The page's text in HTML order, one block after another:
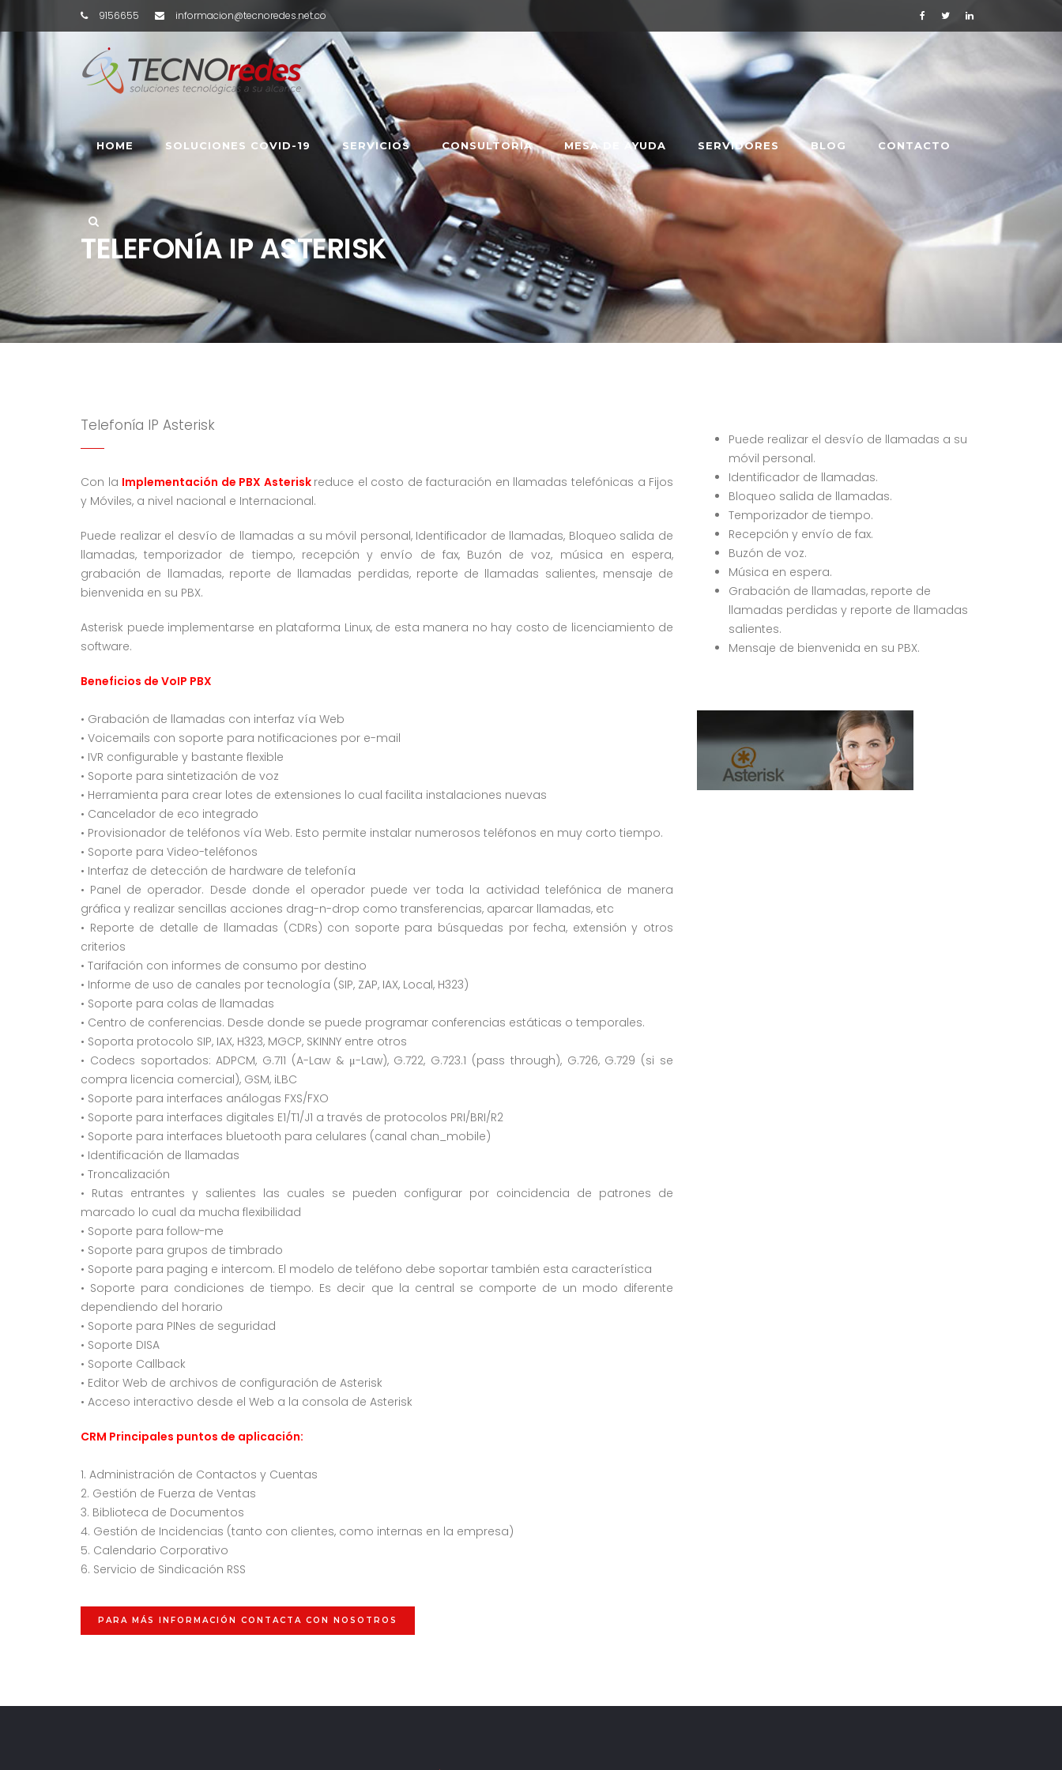
9156655 informacion@tecnoredes.net.co
HOME SOLUCIONES COVID-19 SERVICIOS CONSULTORÍA MESA DE AYUDA SERVIDORES BLOG CONTACTO
TELEFONÍA IP ASTERISK
Telefonía IP Asterisk
Con la Implementación de PBX Asterisk reduce el costo de facturación en llamadas telefónicas a Fijos
y Móviles, a nivel nacional e Internacional.
Puede realizar el desvío de llamadas a su móvil personal, Identificador de llamadas, Bloqueo salida de
llamadas, temporizador de tiempo, recepción y envío de fax, Buzón de voz, música en espera,
grabación de llamadas, reporte de llamadas perdidas, reporte de llamadas salientes, mensaje de
bienvenida en su PBX.
Asterisk puede implementarse en plataforma Linux, de esta manera no hay costo de licenciamiento de
software.
Beneficios de VoIP PBX
• Grabación de llamadas con interfaz vía Web
• Voicemails con soporte para notificaciones por e-mail
• IVR configurable y bastante flexible
• Soporte para sintetización de voz
• Herramienta para crear lotes de extensiones lo cual facilita instalaciones nuevas
• Cancelador de eco integrado
• Provisionador de teléfonos vía Web. Esto permite instalar numerosos teléfonos en muy corto tiempo.
• Soporte para Video-teléfonos
• Interfaz de detección de hardware de telefonía
• Panel de operador. Desde donde el operador puede ver toda la actividad telefónica de manera
gráfica y realizar sencillas acciones drag-n-drop como transferencias, aparcar llamadas, etc
• Reporte de detalle de llamadas (CDRs) con soporte para búsquedas por fecha, extensión y otros
criterios
• Tarifación con informes de consumo por destino
• Informe de uso de canales por tecnología (SIP, ZAP, IAX, Local, H323)
• Soporte para colas de llamadas
• Centro de conferencias. Desde donde se puede programar conferencias estáticas o temporales.
• Soporta protocolo SIP, IAX, H323, MGCP, SKINNY entre otros
• Codecs soportados: ADPCM, G.711 (A-Law & μ-Law), G.722, G.723.1 (pass through), G.726, G.729 (si se
compra licencia comercial), GSM, iLBC
• Soporte para interfaces análogas FXS/FXO
• Soporte para interfaces digitales E1/T1/J1 a través de protocolos PRI/BRI/R2
• Soporte para interfaces bluetooth para celulares (canal chan_mobile)
• Identificación de llamadas
• Troncalización
• Rutas entrantes y salientes las cuales se pueden configurar por coincidencia de patrones de
marcado lo cual da mucha flexibilidad
• Soporte para follow-me
• Soporte para grupos de timbrado
• Soporte para paging e intercom. El modelo de teléfono debe soportar también esta característica
• Soporte para condiciones de tiempo. Es decir que la central se comporte de un modo diferente
dependiendo del horario
• Soporte para PINes de seguridad
• Soporte DISA
• Soporte Callback
• Editor Web de archivos de configuración de Asterisk
• Acceso interactivo desde el Web a la consola de Asterisk
CRM Principales puntos de aplicación:
1. Administración de Contactos y Cuentas
2. Gestión de Fuerza de Ventas
3. Biblioteca de Documentos
4. Gestión de Incidencias (tanto con clientes, como internas en la empresa)
5. Calendario Corporativo
6. Servicio de Sindicación RSS
PARA MÁS INFORMACIÓN CONTACTA CON NOSOTROS
Puede realizar el desvío de llamadas a su
móvil personal.
Identificador de llamadas.
Bloqueo salida de llamadas.
Temporizador de tiempo.
Recepción y envío de fax.
Buzón de voz.
Música en espera.
Grabación de llamadas, reporte de
llamadas perdidas y reporte de llamadas
salientes.
Mensaje de bienvenida en su PBX.